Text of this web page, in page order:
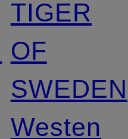
TIGER
OF
SWEDEN
Westen